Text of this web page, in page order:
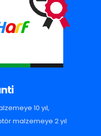
10 yıl,
malzemeye 2 yıl